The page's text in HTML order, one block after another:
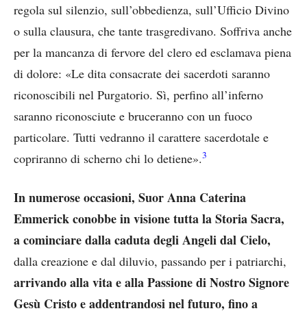
regola sul silenzio, sull’obbedienza, sull’Ufficio Divino
o sulla clausura, che tante trasgredivano. Soffriva anche
per la mancanza di fervore del clero ed esclamava piena
di dolore: «Le dita consacrate dei sacerdoti saranno
riconoscibili nel Purgatorio. Sì, perfino all’inferno
saranno riconosciute e bruceranno con un fuoco
particolare. Tutti vedranno il carattere sacerdotale e
copriranno di scherno chi lo detiene».3
In numerose occasioni, Suor Anna Caterina
Emmerick conobbe in visione tutta la Storia Sacra,
a cominciare dalla caduta degli Angeli dal Cielo,
dalla creazione e dal diluvio, passando per i patriarchi,
arrivando alla vita e alla Passione di Nostro Signore
Gesù Cristo e addentrandosi nel futuro, fino a